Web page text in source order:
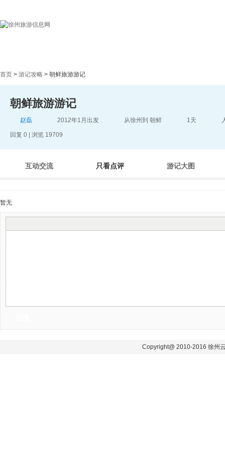
首页 > 游记攻略 > 朝鲜旅游游记
朝鲜旅游游记
赵磊 2012年1月出发 从徐州到 朝鲜 1天
回复 0 | 浏览 19709
互动交流 只看点评 游记大图
暂无
Copyright@ 2010-2016 徐州